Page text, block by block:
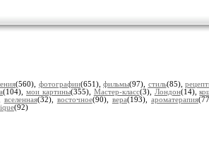
(560), фотографии(651),фильмы(97), стиль(85),
(104),мои картины(355), Мастер-класс(3), Лондон(14),
вселенная(32), восточное(90), вера(193), ароматерапия
(92)